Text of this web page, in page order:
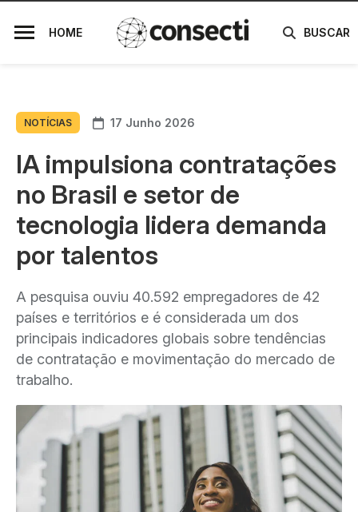
HOME BUSCAR
NOTÍCIAS 17 Junho 2026
IA impulsiona contratações
no Brasil e setor de
tecnologia lidera demanda
por talentos
A pesquisa ouviu 40.592 empregadores de 42
países e territórios e é considerada um dos
principais indicadores globais sobre tendências
de contratação e movimentação do mercado de
trabalho.